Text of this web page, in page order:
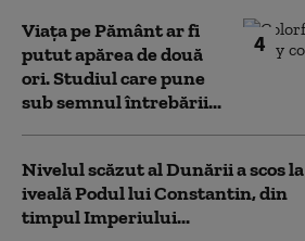
4
Viața pe Pământ ar fi
putut apărea de două
ori. Studiul care pune
sub semnul întrebării...
Nivelul scăzut al Dunării a scos la
iveală Podul lui Constantin, din
timpul Imperiului...